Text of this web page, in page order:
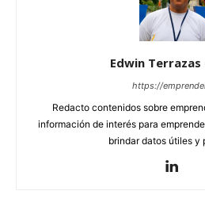
Edwin
https://
Redacto contenidos sobre
información de interés para
brindar datos útiles y